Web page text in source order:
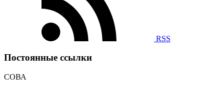
RSS
Постоянные ссылки
СОВА